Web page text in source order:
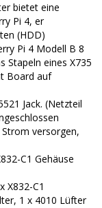
bietet eine
Pi 4, er
(HDD)
Pi 4 Modell B 8
Stapeln eines X735
Board auf
Jack. (Netzteil
versorgen,
C1 Gehäuse
X832-C1
1 x 4010 Lüfter